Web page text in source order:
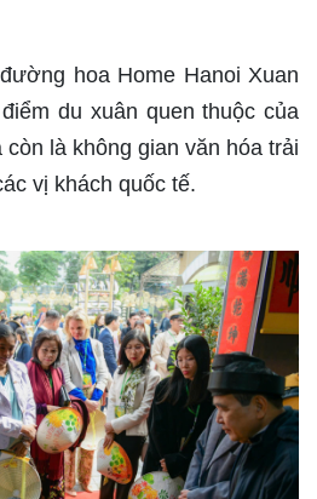
hoa Home Hanoi Xuan
du xuân quen thuộc của
là không gian văn hóa trải
vị khách quốc tế.